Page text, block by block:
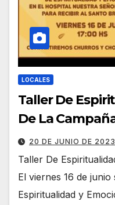
LOCALES
Taller De
De La
20 DE JUNIO DE 2023
Taller De
El viernes 16 de
Espiritualidad y